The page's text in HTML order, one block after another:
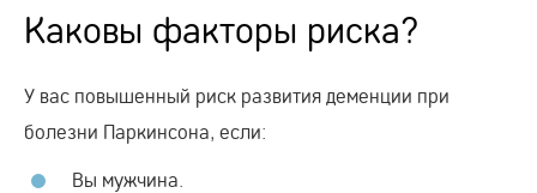
Каковы факторы риска?
У вас повышенный риск развития деменции при
болезни Паркинсона, если:
Вы мужчина.